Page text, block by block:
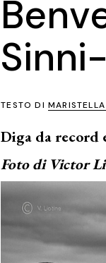
TESTO DI
Diga da record
Foto di Victor